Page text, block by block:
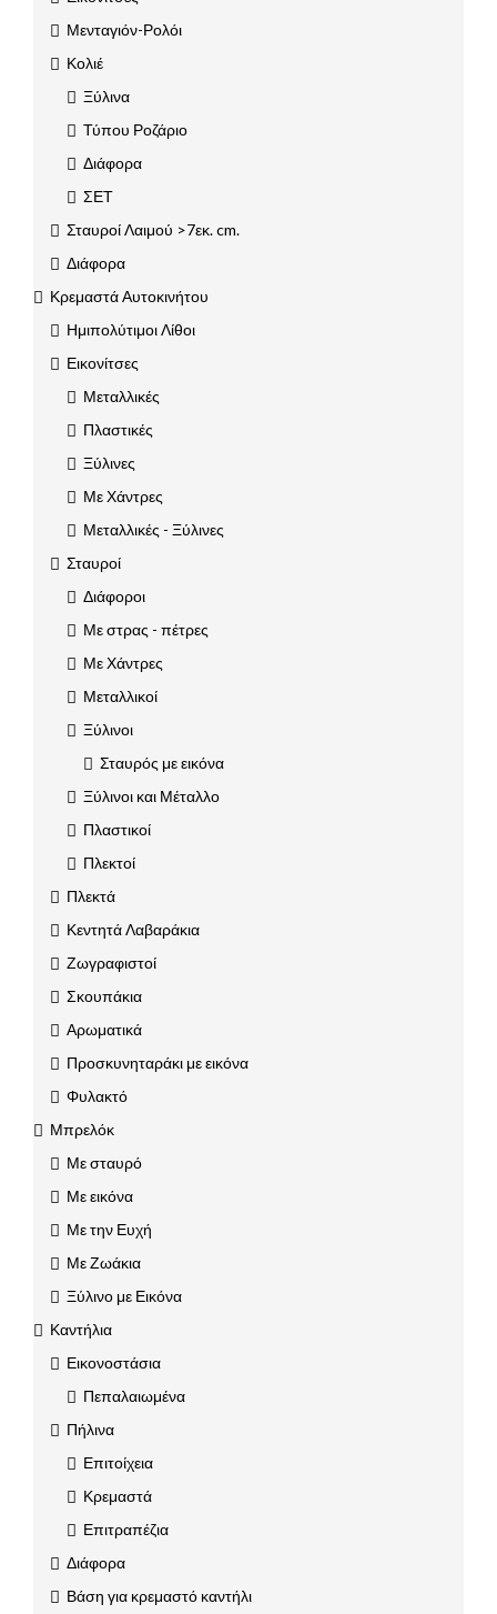
Μενταγιόν-Ρολόι
Κολιέ
Ξύλινα
Τύπου Ροζάριο
Διάφορα
ΣΕΤ
Σταυροί Λαιμού >7εκ. cm.
Διάφορα
Κρεμαστά Αυτοκινήτου
Ημιπολύτιμοι Λίθοι
Εικονίτσες
Μεταλλικές
Πλαστικές
Ξύλινες
Με Χάντρες
Μεταλλικές - Ξύλινες
Σταυροί
Διάφοροι
Με στρας - πέτρες
Με Χάντρες
Μεταλλικοί
Ξύλινοι
Σταυρός με εικόνα
Ξύλινοι και Μέταλλο
Πλαστικοί
Πλεκτοί
Πλεκτά
Κεντητά Λαβαράκια
Ζωγραφιστοί
Σκουπάκια
Αρωματικά
Προσκυνηταράκι με εικόνα
Φυλακτό
Μπρελόκ
Με σταυρό
Με εικόνα
Με την Ευχή
Με Ζωάκια
Ξύλινο με Εικόνα
Καντήλια
Εικονοστάσια
Πεπαλαιωμένα
Πήλινα
Επιτοίχεια
Κρεμαστά
Επιτραπέζια
Διάφορα
Βάση για κρεμαστό καντήλι